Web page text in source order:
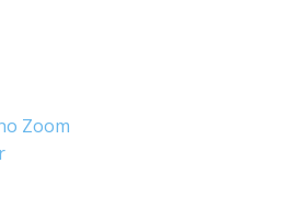
Zoom